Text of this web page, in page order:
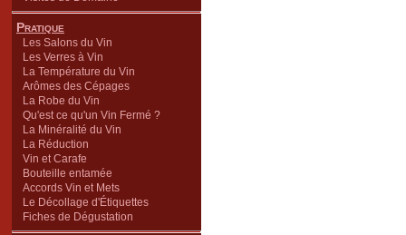
Pratique
Les Salons du Vin
Les Verres à Vin
La Température du Vin
Arômes des Cépages
La Robe du Vin
Qu'est ce qu'un Vin Fermé ?
La Minéralité du Vin
La Réduction
Vin et Carafe
Bouteille entamée
Accords Vin et Mets
Le Décollage d'Étiquettes
Fiches de Dégustation